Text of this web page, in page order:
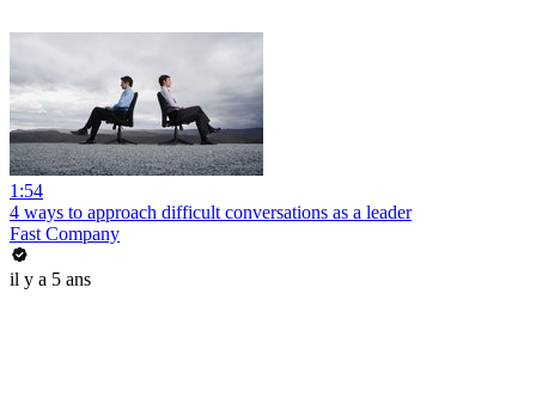
1:54
4 ways to approach difficult conversations as a leader
Fast Company
il y a 5 ans